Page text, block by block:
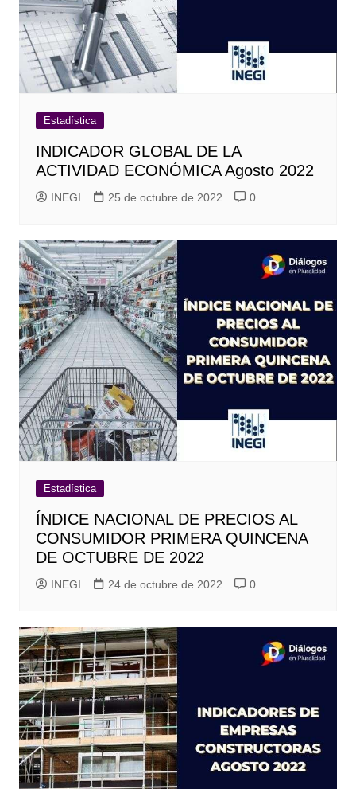
Estadística
INDICADOR GLOBAL DE LA
ACTIVIDAD ECONÓMICA Agosto 2022
INEGI 25 de octubre de 2022 0
Estadística
ÍNDICE NACIONAL DE PRECIOS AL
CONSUMIDOR PRIMERA QUINCENA
DE OCTUBRE DE 2022
INEGI 24 de octubre de 2022 0